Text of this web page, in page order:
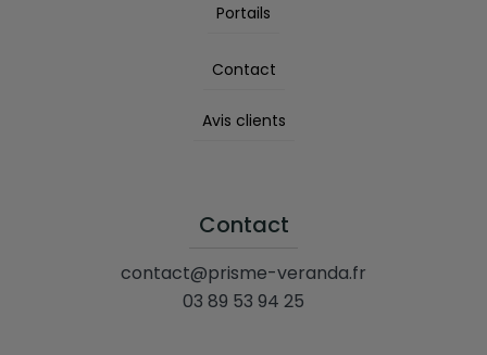
Portails
Contact
Avis clients
Contact
contact@prisme-veranda.fr
03 89 53 94 25